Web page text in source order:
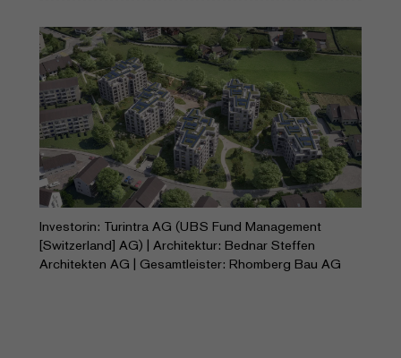
Investorin: Turintra AG (UBS Fund Management
[Switzerland] AG) | Architektur: Bednar Steffen
Architekten AG | Gesamtleister: Rhomberg Bau AG